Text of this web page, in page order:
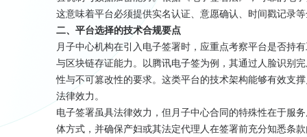
这意味着平台必须提供实名认证、意愿确认、时间戳记录
二、平台选择的技术合规要点
月子中心机构在引入电子签署时，应重点考察平台是否持
与区块链存证能力。以腾讯电子签为例，其通过人脸识别
性与不可篡改性的要求。这类平台的技术架构能够有效支
法律效力。
电子签署虽具法律效力，但月子中心合同的特殊性在于服
体方式，并确保产妇或其法定代理人在签署前充分知悉条